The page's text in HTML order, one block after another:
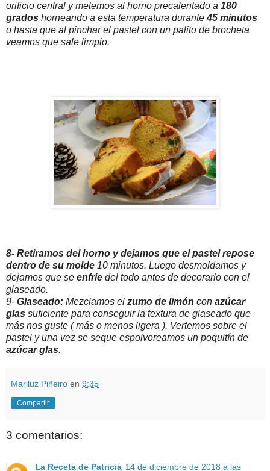
orificio central y metemos al horno precalentado a 180
grados horneando a esta temperatura durante45 minutos
o hasta que al pinchar el pastel con un palito de brocheta
veamos que sale limpio.
8- Retiramos del horno y dejamos que el pastel repose
dentro de su molde 10 minutos. Luego desmoldamos y
dejamos que se enfríe del todo antes de decorarlo con el
glaseado.
9- Glaseado: Mezclamos el zumo de limón con azúcar
glas suficiente para conseguir la textura de glaseado que
más nos guste ( más o menos ligera ). Vertemos sobre el
pastel y una vez se seque espolvoreamos un poquitín de
azúcar glas.
Mariluz Piñeiro en 9:35
Compartir
3 comentarios:
La Receta de Patricia 14 de diciembre de 2018 a las